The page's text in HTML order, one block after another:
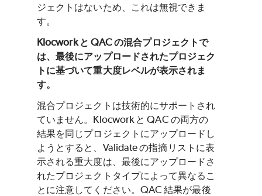
ジェクトはないため、これは無視できま
す。
Klocwork と QAC の混合プロジェクトで
は、最後にアップロードされたプロジェク
トに基づいて重大度レベルが表示されま
す。
混合プロジェクトは技術的にサポートされ
ていません。Klocwork と QAC の両方の
結果を同じプロジェクトにアップロードし
ようとすると、Validate の指摘リストに表
示される重大度は、最後にアップロードさ
れたプロジェクトタイプによって異なるこ
とに注意してください。QAC 結果が最後